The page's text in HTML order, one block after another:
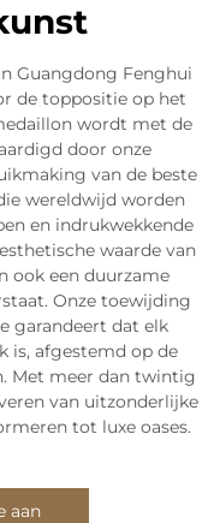
Guangdong Fenghui
de toppositie op het
wordt met de
door onze
van de beste
wereldwijd worden
en indrukwekkende
waarde van
ook een duurzame
Onze toewijding
garandeert dat elk
is, afgestemd op de
Met meer dan twintig
van uitzonderlijke
tot luxe oases.
aan